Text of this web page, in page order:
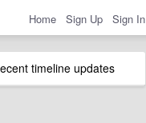
Home Sign Up Sign In
timeline updates